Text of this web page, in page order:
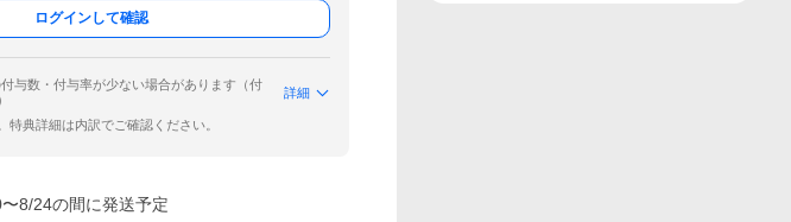
ログインして確認
与数・付与率が少ない場合があります（付
詳細
特典詳細は内訳でご確認ください。
8/24の間に発送予定